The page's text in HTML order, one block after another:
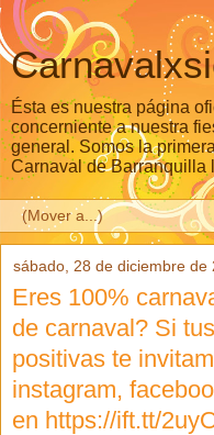
Ésta es nuestra página
concerniente a nuestra
general. Somos la
Carnaval de Barranquilla
sábado, 28 de diciembre de
Eres 100%
de carnaval? Si
positivas te
instagram,
en https://ift.tt/